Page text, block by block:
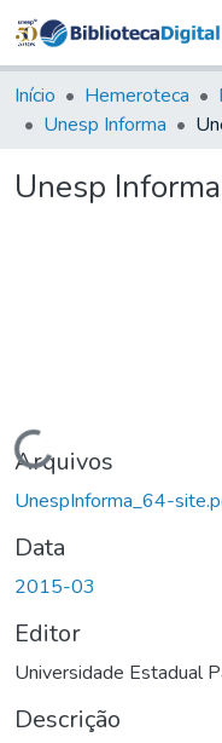
Início Hemeroteca
Unesp Informa
Unesp
Carregando...
Arquivos
UnespInforma_64-
Data
2015-03
Editor
Universidade Estadual
Descrição